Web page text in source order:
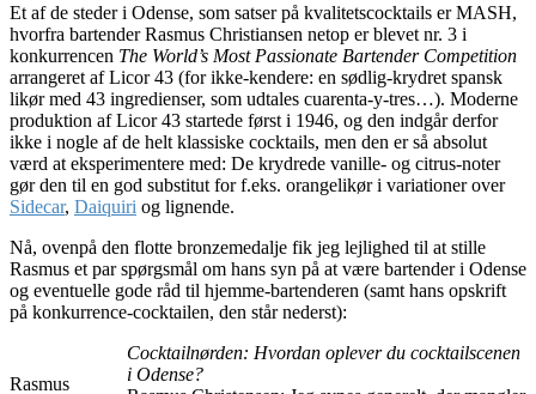
Et af de steder i Odense, som satser på kvalitetscocktails er MASH,
hvorfra bartender Rasmus Christiansen netop er blevet nr. 3 i
konkurrencen The World’s Most Passionate Bartender Competition
arrangeret af Licor 43 (for ikke-kendere: en sødlig-krydret spansk
likør med 43 ingredienser, som udtales cuarenta-y-tres…). Moderne
produktion af Licor 43 startede først i 1946, og den indgår derfor
ikke i nogle af de helt klassiske cocktails, men den er så absolut
værd at eksperimentere med: De krydrede vanille- og citrus-noter
gør den til en god substitut for f.eks. orangelikør i variationer over
Sidecar, Daiquiri og lignende.
Nå, ovenpå den flotte bronzemedalje fik jeg lejlighed til at stille
Rasmus et par spørgsmål om hans syn på at være bartender i Odense
og eventuelle gode råd til hjemme-bartenderen (samt hans opskrift
på konkurrence-cocktailen, den står nederst):
Rasmus
Cocktailnørden: Hvordan oplever du cocktailscenen
i Odense?